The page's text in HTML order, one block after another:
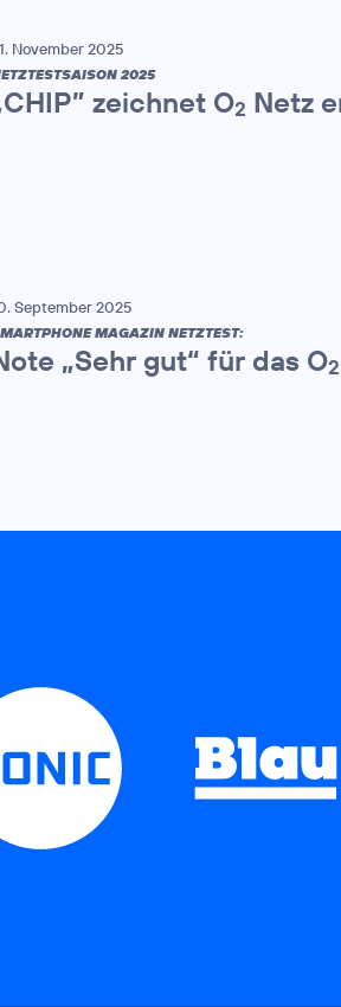
November 2025
2025
zeichnet O2 Netz
September 2025
MAGAZIN NETZTEST:
„Sehr gut“ für das O2